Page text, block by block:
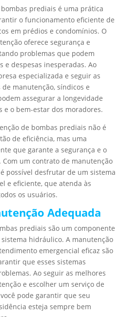
prediais é uma prática
o funcionamento eficiente de
em prédios e condomínios. O
oferece segurança e
problemas que podem
e despesas inesperadas. Ao
especializada e seguir as
manutenção, síndicos e
assegurar a longevidade
e o bem-estar dos moradores.
de bombas prediais não é
de eficiência, mas uma
que garante a segurança e o
um contrato de manutenção
possível desfrutar de um sistema
e eficiente, que atenda às
os usuários.
Adequada
prediais são um componente
hidráulico. A manutenção
emergencial eficaz são
que esses sistemas
Ao seguir as melhores
e escolher um serviço de
pode garantir que seu
esteja sempre bem